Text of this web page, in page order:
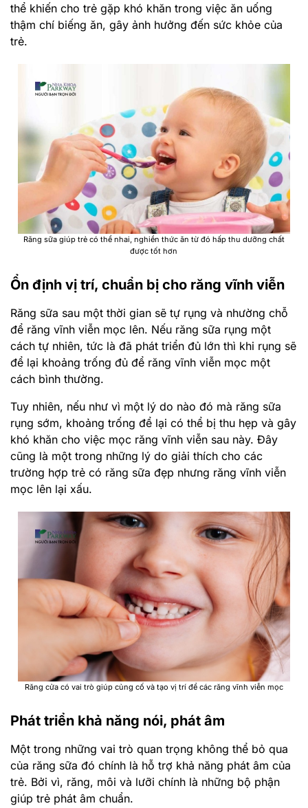
thể khiến cho trẻ gặp khó khăn trong việc ăn uống
thậm chí biếng ăn, gây ảnh hưởng đến sức khỏe của
trẻ.
Răng sữa giúp trẻ có thể nhai, nghiền thức ăn từ đó hấp thu dưỡng chất
được tốt hơn
Ổn định vị trí, chuẩn bị cho răng vĩnh viễn
Răng sữa sau một thời gian sẽ tự rụng và nhường chỗ
để răng vĩnh viễn mọc lên. Nếu răng sữa rụng một
cách tự nhiên, tức là đã phát triển đủ lớn thì khi rụng sẽ
để lại khoảng trống đủ để răng vĩnh viễn mọc một
cách bình thường.
Tuy nhiên, nếu như vì một lý do nào đó mà răng sữa
rụng sớm, khoảng trống để lại có thể bị thu hẹp và gây
khó khăn cho việc mọc răng vĩnh viễn sau này. Đây
cũng là một trong những lý do giải thích cho các
trường hợp trẻ có răng sữa đẹp nhưng răng vĩnh viễn
mọc lên lại xấu.
Răng cửa có vai trò giúp củng cố và tạo vị trí để các răng vĩnh viễn mọc
Phát triển khả năng nói, phát âm
Một trong những vai trò quan trọng không thể bỏ qua
của răng sữa đó chính là hỗ trợ khả năng phát âm của
trẻ. Bởi vì, răng, môi và lưỡi chính là những bộ phận
giúp trẻ phát âm chuẩn.